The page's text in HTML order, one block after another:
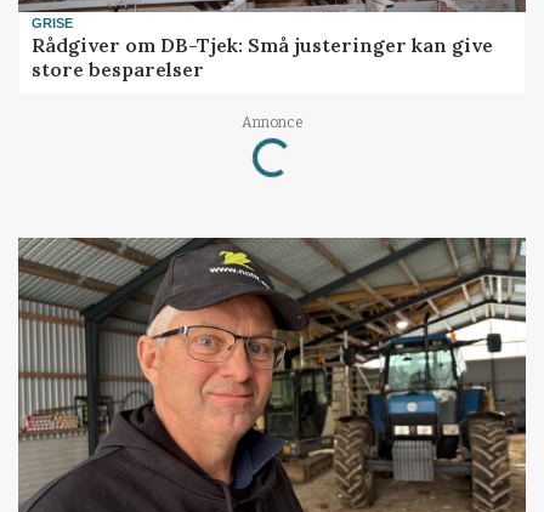
GRISE
Rådgiver om DB-Tjek: Små justeringer kan give
store besparelser
Annonce
Loading...